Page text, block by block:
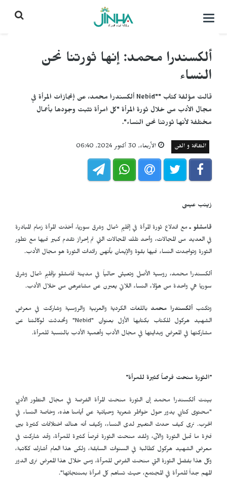
التحكم
ألكسندرا محمد: إنها ثورتنا نحن
النساء
قالت مؤلفة كتاب ""Nebid ألكسندرا محمد، عن إنجازات المرأة في
مجال الأدب من خلال ثورة المرأة "كل امرأة تثبت وجودها بأعمال
مختلفة لأنها ثورتنا نحن النساء".
الثقافة و الفن الأربعاء, 30 أكتوبر 2024, 06:40
زينب عيسى
قامشلو ـمع اندلاع ثورة المرأة في إقليم شمال وشرق سوريا، أخذت المرأة زمام المبادرة
في العديد من المجالات، وأحد تلك المجالات التي تم إحراز تقدم كبير فيها مع تطور
الثورة وتواجدت النساء فيها بقوة والإيمان بأنهن رائدات الثورة هو مجال الأدب.
ألكسندرا محمد، روسية الأصل وتعيش حالياً في مدينة قامشلو بإقليم شمال وشرق
سوريا هي واحدة من هؤلاء النساء اللاتي يعبرن عن مشاعرهن من خلال الأدب.
وتكتبألكسندرا محمد باللغات الكردية والعربية والروسية وشاركت في معرض
الشهيد هركول للكتاب بكتابها الأول بعنوان "Nebid" وتحدثت لوكالتنا عن
مشاركتها في المعرض وبدايتها في مجال الأدب وأهمية الأدب بالنسبة للمرأة.
"الثورة منحت فرصاً كثيرة للمرأة"
بينت ألكسندرا محمد إن الثورة منحت المرأة الفرصة في مجال التطور الأدبي
"محتوى كتابي يدور حول خواطر شعرية وحياتية عن أيامنا هذه، وخاصة النساء في
الحرب. نرى كيف حدث التغيير لدى النساء، وكيف أنه هناك اختلافات كثيرة بين
فترة ما قبل الثورة والآن، ولقد منحت الثورة فرصاً كثيرة للمرأة، وقد شاركت في
معرض الشهيد هركول كطالبة في السنوات السابقة، ولكن هذا العام أشارك ككاتبة،
وكل هذا بفضل الثورة التي منحت الفرص للمرأة، ومن خلال هذا المعرض نرى الدور
المهم جداً للمرأة في المجتمع، حيث تساهم كل امرأة بمنتجاتها".